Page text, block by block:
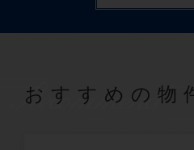
おすすめの物